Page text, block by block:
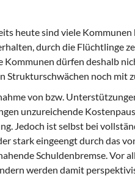
heute sind viele Kommunen
durch die Flüchtlinge
dürfen deshalb
Strukturschwächen noch mit
von bzw.
unzureichende
Jedoch ist selbst bei
stark eingeengt durch das
Schuldenbremse. Vor
werden damit